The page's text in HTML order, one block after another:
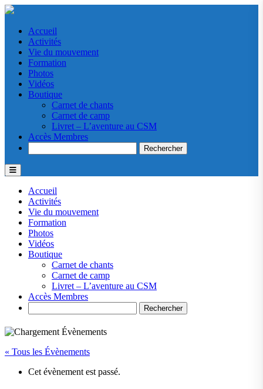
Accueil
Activités
Vie du mouvement
Formation
Photos
Vidéos
Boutique
Carnet de chants
Carnet de camp
Livret – L’aventure au CSM
Accès Membres
Accueil
Activités
Vie du mouvement
Formation
Photos
Vidéos
Boutique
Carnet de chants
Carnet de camp
Livret – L’aventure au CSM
Accès Membres
« Tous les Évènements
Cet évènement est passé.